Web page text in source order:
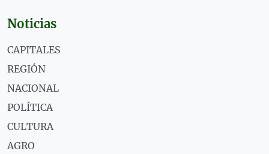
Noticias
CAPITALES
REGIÓN
NACIONAL
POLÍTICA
CULTURA
AGRO